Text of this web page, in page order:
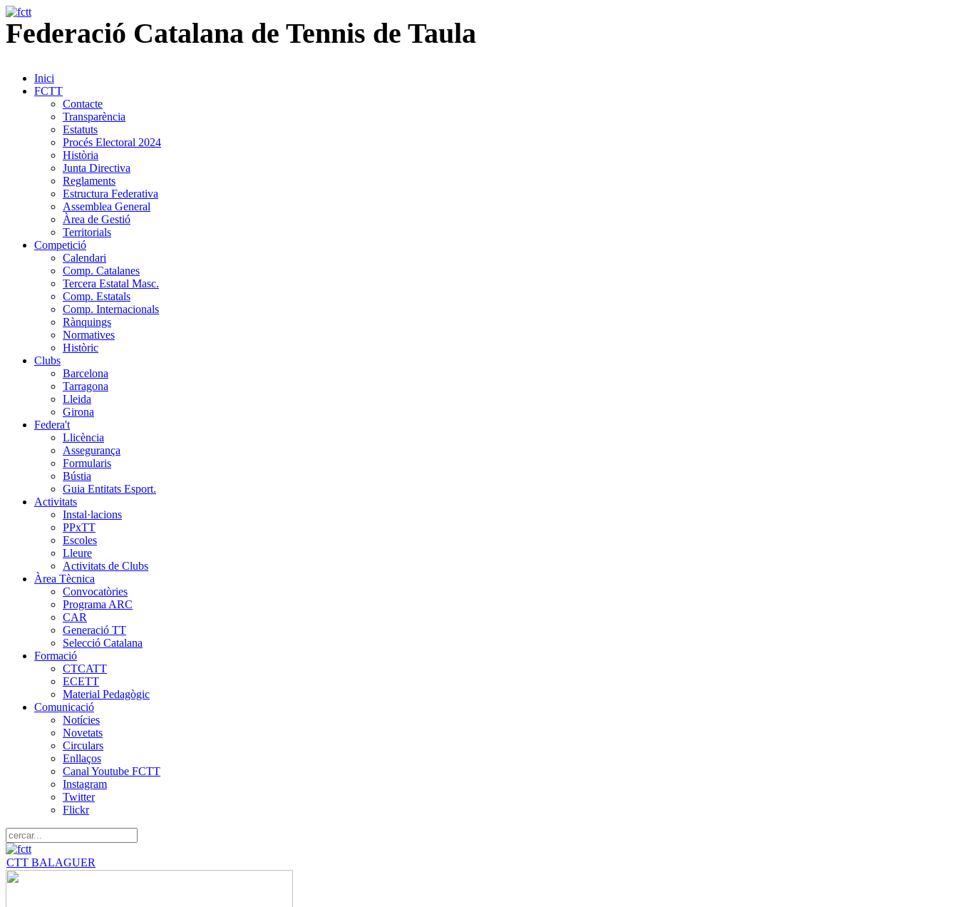
Federació Catalana de Tennis de Taula
Inici
FCTT
Contacte
Transparència
Estatuts
Procés Electoral 2024
Història
Junta Directiva
Reglaments
Estructura Federativa
Assemblea General
Àrea de Gestió
Territorials
Competició
Calendari
Comp. Catalanes
Tercera Estatal Masc.
Comp. Estatals
Comp. Internacionals
Rànquings
Normatives
Històric
Clubs
Barcelona
Tarragona
Lleida
Girona
Federa't
Llicència
Assegurança
Formularis
Bústia
Guia Entitats Esport.
Activitats
Instal·lacions
PPxTT
Escoles
Lleure
Activitats de Clubs
Àrea Tècnica
Convocatòries
Programa ARC
CAR
Generació TT
Selecció Catalana
Formació
CTCATT
ECETT
Material Pedagògic
Comunicació
Notícies
Novetats
Circulars
Enllaços
Canal Youtube FCTT
Instagram
Twitter
Flickr
CTT BALAGUER